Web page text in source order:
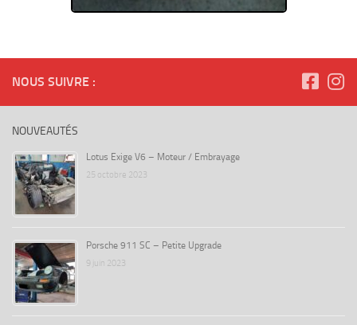
NOUS SUIVRE :
NOUVEAUTÉS
Lotus Exige V6 – Moteur / Embrayage
25 octobre 2023
Porsche 911 SC – Petite Upgrade
9 juin 2023